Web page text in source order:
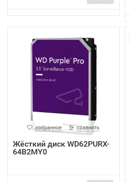
избранное сравнить
Жёсткий диск WD62PURX-
64B2MY0